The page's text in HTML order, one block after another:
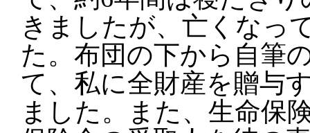
きましたが、亡くなっ
た。布団の下から自筆
て、私に全財産を贈与
ました。また、生命保